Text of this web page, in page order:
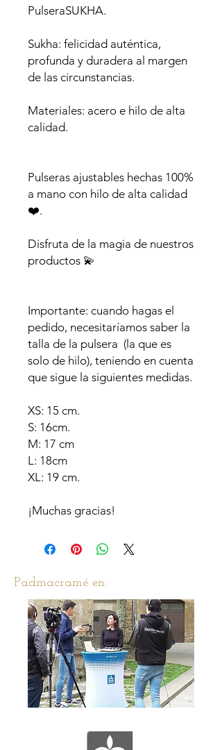
PulseraSUKHA.
Sukha: felicidad auténtica,
profunda y duradera al margen
de las circunstancias.
Materiales: acero e hilo de alta
calidad.
Pulseras ajustables hechas 100%
a mano con hilo de alta calidad
❤️.
Disfruta de la magia de nuestros
productos 💫
Importante: cuando hagas el
pedido, necesitaríamos saber la
talla de la pulsera (la que es
solo de hilo), teniendo en cuenta
que sigue la siguientes medidas.
XS: 15 cm.
S: 16cm.
M: 17 cm
L: 18cm
XL: 19 cm.
¡Muchas gracias!
Padmacramé en: